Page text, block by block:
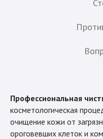
Профессиональная
косметологическая
очищение кожи от
ороговевших клеток и